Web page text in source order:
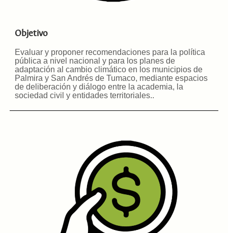
Objetivo
Evaluar y proponer recomendaciones para la política
pública a nivel nacional y para los planes de
adaptación al cambio climático en los municipios de
Palmira y San Andrés de Tumaco, mediante espacios
de deliberación y diálogo entre la academia, la
sociedad civil y entidades territoriales..